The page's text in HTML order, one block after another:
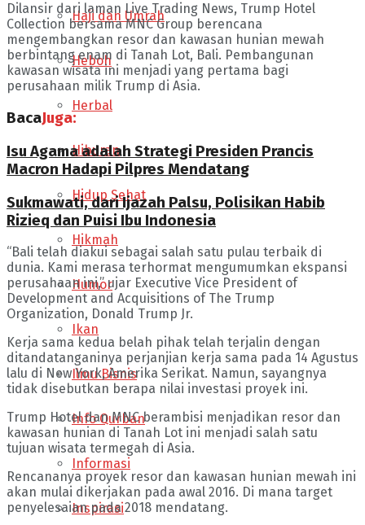
Haji dan Umrah
Heboh
Herbal
Hiburan
Hidup Sehat
Hikmah
Humor
Ikan
Ilmu Bisnis
Info Qurban
Informasi
Inspirasi
Dilansir dari laman Live Trading News, Trump Hotel
Collection bersama MNC Group berencana
mengembangkan resor dan kawasan hunian mewah
berbintang enam di Tanah Lot, Bali. Pembangunan
kawasan wisata ini menjadi yang pertama bagi
perusahaan milik Trump di Asia.
BacaJuga:
Isu Agama adalah Strategi Presiden Prancis
Macron Hadapi Pilpres Mendatang
Sukmawati, dari Ijazah Palsu, Polisikan Habib
Rizieq dan Puisi Ibu Indonesia
“Bali telah diakui sebagai salah satu pulau terbaik di
dunia. Kami merasa terhormat mengumumkan ekspansi
perusahaan ini,” ujar Executive Vice President of
Development and Acquisitions of The Trump
Organization, Donald Trump Jr.
Kerja sama kedua belah pihak telah terjalin dengan
ditandatanganinya perjanjian kerja sama pada 14 Agustus
lalu di New York, Amerika Serikat. Namun, sayangnya
tidak disebutkan berapa nilai investasi proyek ini.
Trump Hotel dan MNC berambisi menjadikan resor dan
kawasan hunian di Tanah Lot ini menjadi salah satu
tujuan wisata termegah di Asia.
Rencananya proyek resor dan kawasan hunian mewah ini
akan mulai dikerjakan pada awal 2016. Di mana target
penyelesaian pada 2018 mendatang.